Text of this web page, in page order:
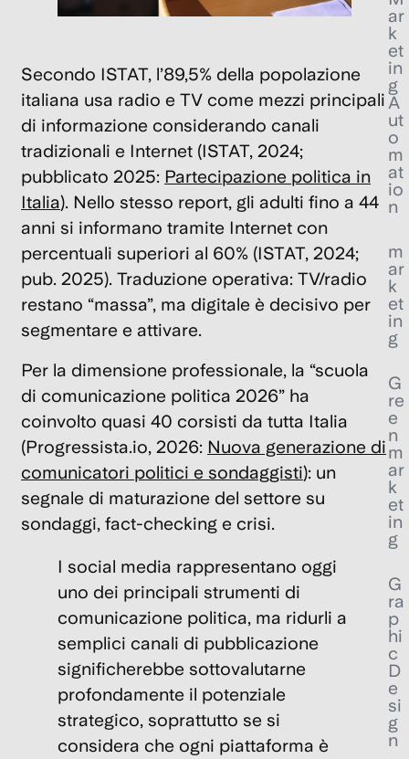
Secondo ISTAT, l’89,5% della popolazione
italiana usa radio e TV come mezzi principali
di informazione considerando canali
tradizionali e Internet (ISTAT, 2024;
pubblicato 2025: Partecipazione politica in
Italia). Nello stesso report, gli adulti fino a 44
anni si informano tramite Internet con
percentuali superiori al 60% (ISTAT, 2024;
pub. 2025). Traduzione operativa: TV/radio
restano “massa”, ma digitale è decisivo per
segmentare e attivare.
Per la dimensione professionale, la “scuola
di comunicazione politica 2026” ha
coinvolto quasi 40 corsisti da tutta Italia
(Progressista.io, 2026: Nuova generazione di
comunicatori politici e sondaggisti): un
segnale di maturazione del settore su
sondaggi, fact-checking e crisi.
I social media rappresentano oggi
uno dei principali strumenti di
comunicazione politica, ma ridurli a
semplici canali di pubblicazione
significherebbe sottovalutarne
profondamente il potenziale
strategico, soprattutto se si
considera che ogni piattaforma è
ar
k
et
in
g
A
ut
o
m
at
io
n
m
ar
k
et
in
g
G
re
e
n
m
ar
k
et
in
g
G
ra
p
hi
c
D
e
si
g
n